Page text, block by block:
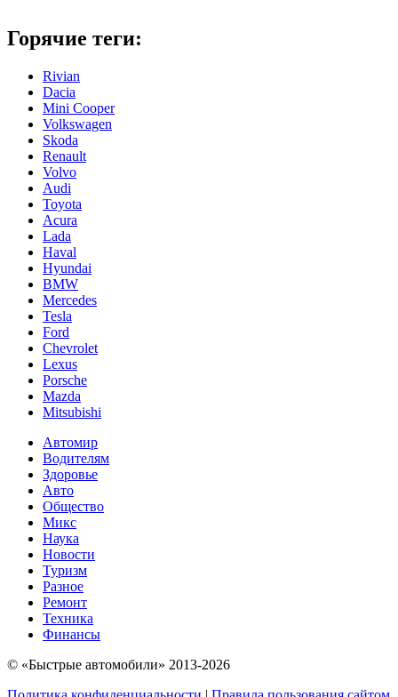
Горячие теги:
Rivian
Dacia
Mini Cooper
Volkswagen
Skoda
Renault
Volvo
Audi
Toyota
Acura
Lada
Haval
Hyundai
BMW
Mercedes
Tesla
Ford
Chevrolet
Lexus
Porsche
Mazda
Mitsubishi
Автомир
Водителям
Здоровье
Авто
Общество
Микс
Наука
Новости
Туризм
Разное
Ремонт
Техника
Финансы
© «Быстрые автомобили» 2013-2026